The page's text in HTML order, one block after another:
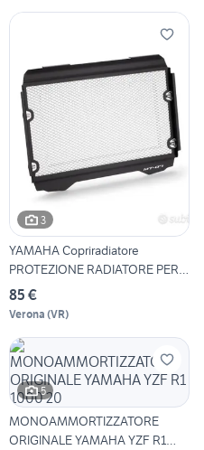
3
YAMAHA Copriradiatore
PROTEZIONE RADIATORE PER
YAM
85 €
Verona (VR)
5
MONOAMMORTIZZATORE
ORIGINALE YAMAHA YZF R1